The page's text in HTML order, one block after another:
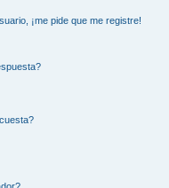
¡me pide que me registre!